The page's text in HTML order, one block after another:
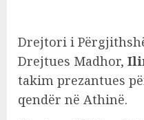
Drejtori i
Drejtues Madhor,
takim prezantues
qendër në Athinë.